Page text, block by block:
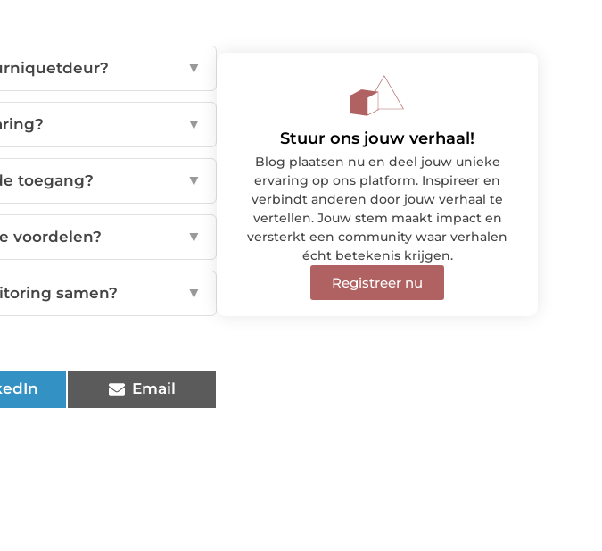
▼
▼
toegang? ▼
voordelen? ▼
samen? ▼
Email
Stuur ons jouw verhaal!
Blog plaatsen nu en deel jouw unieke
ervaring op ons platform. Inspireer en
verbindt anderen door jouw verhaal te
vertellen. Jouw stem maakt impact en
versterkt een community waar verhalen
écht betekenis krijgen.
Registreer nu